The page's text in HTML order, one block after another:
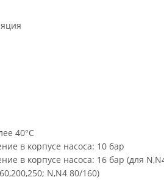
40°C
в корпусе насоса: 10 бар
в корпусе насоса: 16 бар (для
N,N4 80/160)